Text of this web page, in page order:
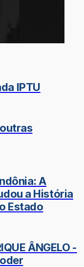
IPTU
A
a História
Estado
ÂNGELO -